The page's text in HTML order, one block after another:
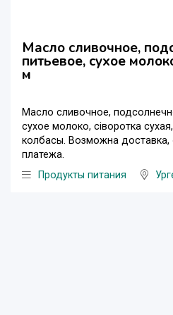
Масло сливочное,
питьевое, сухое
м
Масло сливочное,
сухое молоко, сіворотка
колбасы. Возможна доставка,
платежа.
Продукты питания